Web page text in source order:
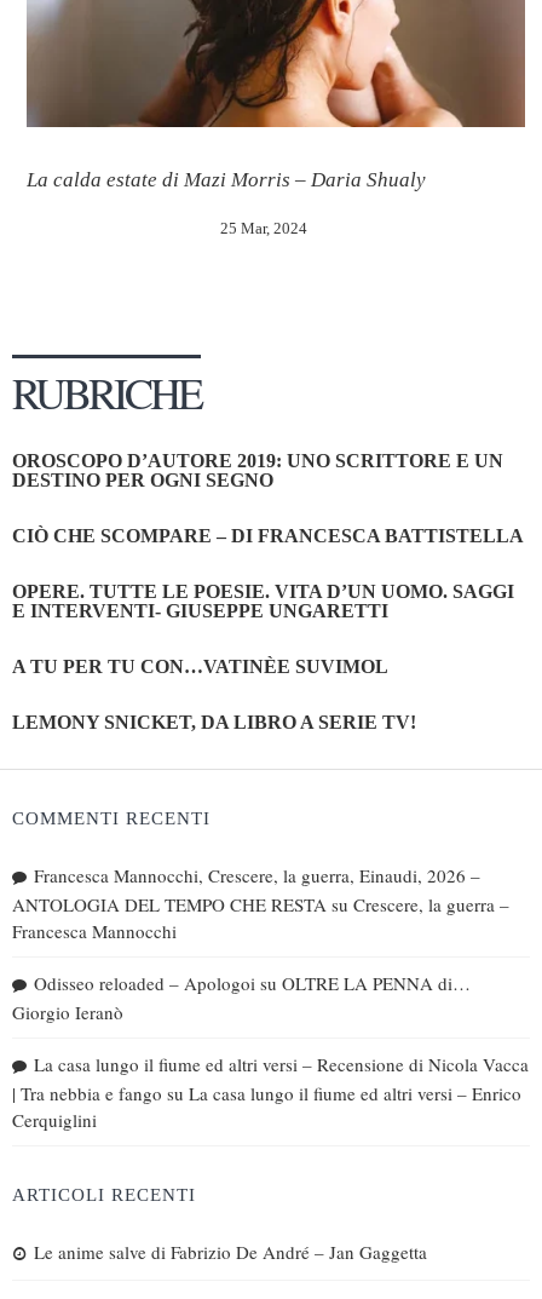
La calda estate di Mazi Morris – Daria Shualy
25 Mar, 2024
RUBRICHE
OROSCOPO D’AUTORE 2019: UNO SCRITTORE E UN
DESTINO PER OGNI SEGNO
CIÒ CHE SCOMPARE – DI FRANCESCA BATTISTELLA
OPERE. TUTTE LE POESIE. VITA D’UN UOMO. SAGGI
E INTERVENTI- GIUSEPPE UNGARETTI
A TU PER TU CON…VATINÈE SUVIMOL
LEMONY SNICKET, DA LIBRO A SERIE TV!
COMMENTI RECENTI
Francesca Mannocchi, Crescere, la guerra, Einaudi, 2026 –
ANTOLOGIA DEL TEMPO CHE RESTA su Crescere, la guerra –
Francesca Mannocchi
Odisseo reloaded – Apologoi su OLTRE LA PENNA di…
Giorgio Ieranò
La casa lungo il fiume ed altri versi – Recensione di Nicola Vacca
| Tra nebbia e fango su La casa lungo il fiume ed altri versi – Enrico
Cerquiglini
ARTICOLI RECENTI
Le anime salve di Fabrizio De André – Jan Gaggetta